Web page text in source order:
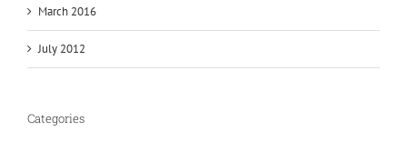
March 2016
July 2012
Categories